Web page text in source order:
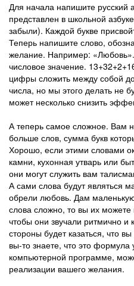
Для начала напишите русский
представлен в школьной
забыли). Каждой букве
Теперь напишите слово,
желание. Например: «Любовь».
числовое значение.
цифры сложить между собой
числа, но мы этого делать не
может несколько снизить
А теперь самое сложное. Вам
больше слов, сумма букв
Хорошо, если этими словами
камни, кухонная утварь или
они могут служить вам
А сами слова будут являться
обрели любовь. Дам
слова сложно, то вы их
чтобы они звучали ритмично и
стороны будет казаться, что
вы-то знаете, что это формула
компьютерной программе,
реализации вашего желания.